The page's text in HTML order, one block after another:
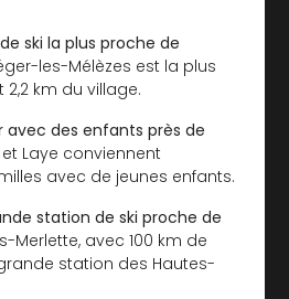
ski la plus proche de
les-Mélèzes est la plus
km du village.
avec des enfants près de
Laye conviennent
avec de jeunes enfants.
station de ski proche de
Merlette, avec 100 km de
station des Hautes-